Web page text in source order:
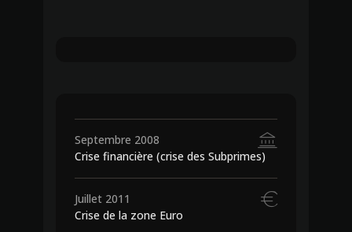
109 €
Septembre 2008
Crise financière (crise des Subprimes)
Juillet 2011
Crise de la zone Euro